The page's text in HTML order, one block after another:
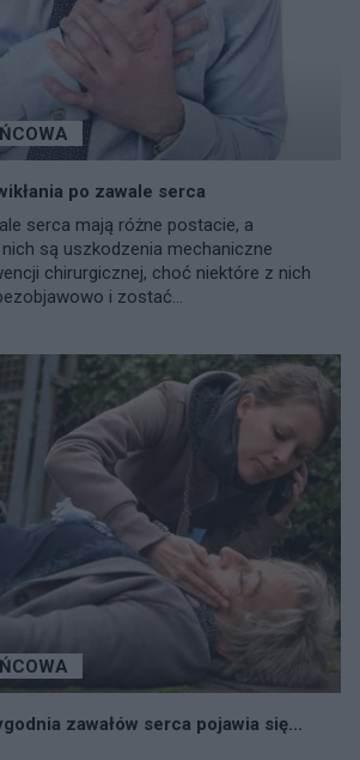
po zawale serca
serca mają różne postacie, a
są uszkodzenia mechaniczne
chirurgicznej, choć niektóre z nich
i zostać...
zawałów serca pojawia się...